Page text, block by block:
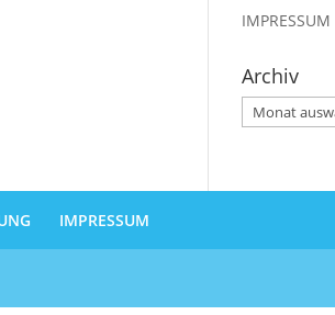
IMPRESSUM
Archiv
Archiv
IMPRESSUM